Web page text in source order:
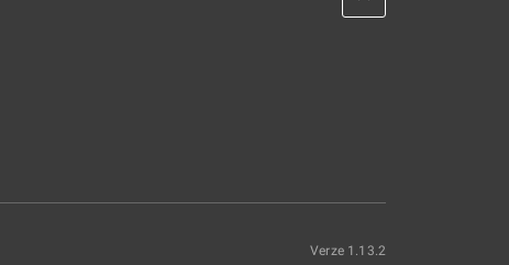
Verze 1.13.2